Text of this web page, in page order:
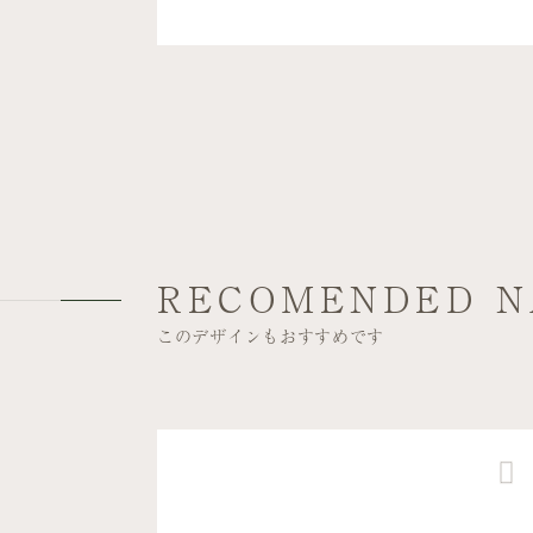
RECOMENDED
このデザインもおすすめです